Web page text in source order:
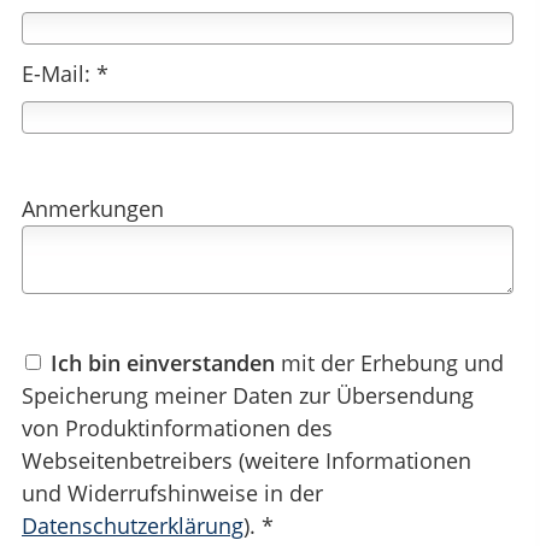
E-Mail: *
Anmerkungen
Ich bin einverstanden mit der Erhebung und
Speicherung meiner Daten zur Übersendung
von Produktinformationen des
Webseitenbetreibers (weitere Informationen
und Widerrufshinweise in der
Datenschutzerklärung). *